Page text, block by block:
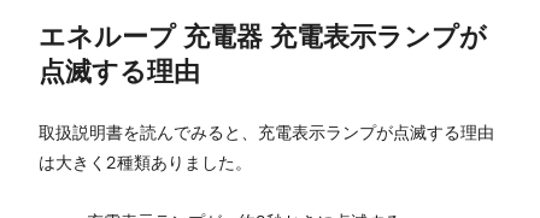
エネループ 充電器 充電表示ランプが
点滅する理由
取扱説明書を読んでみると、充電表示ランプが点滅する理由
は大きく2種類ありました。